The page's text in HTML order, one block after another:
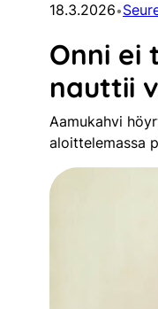
18.3.2026•
Onni ei
nauttii
Aamukahvi
aloittelemassa